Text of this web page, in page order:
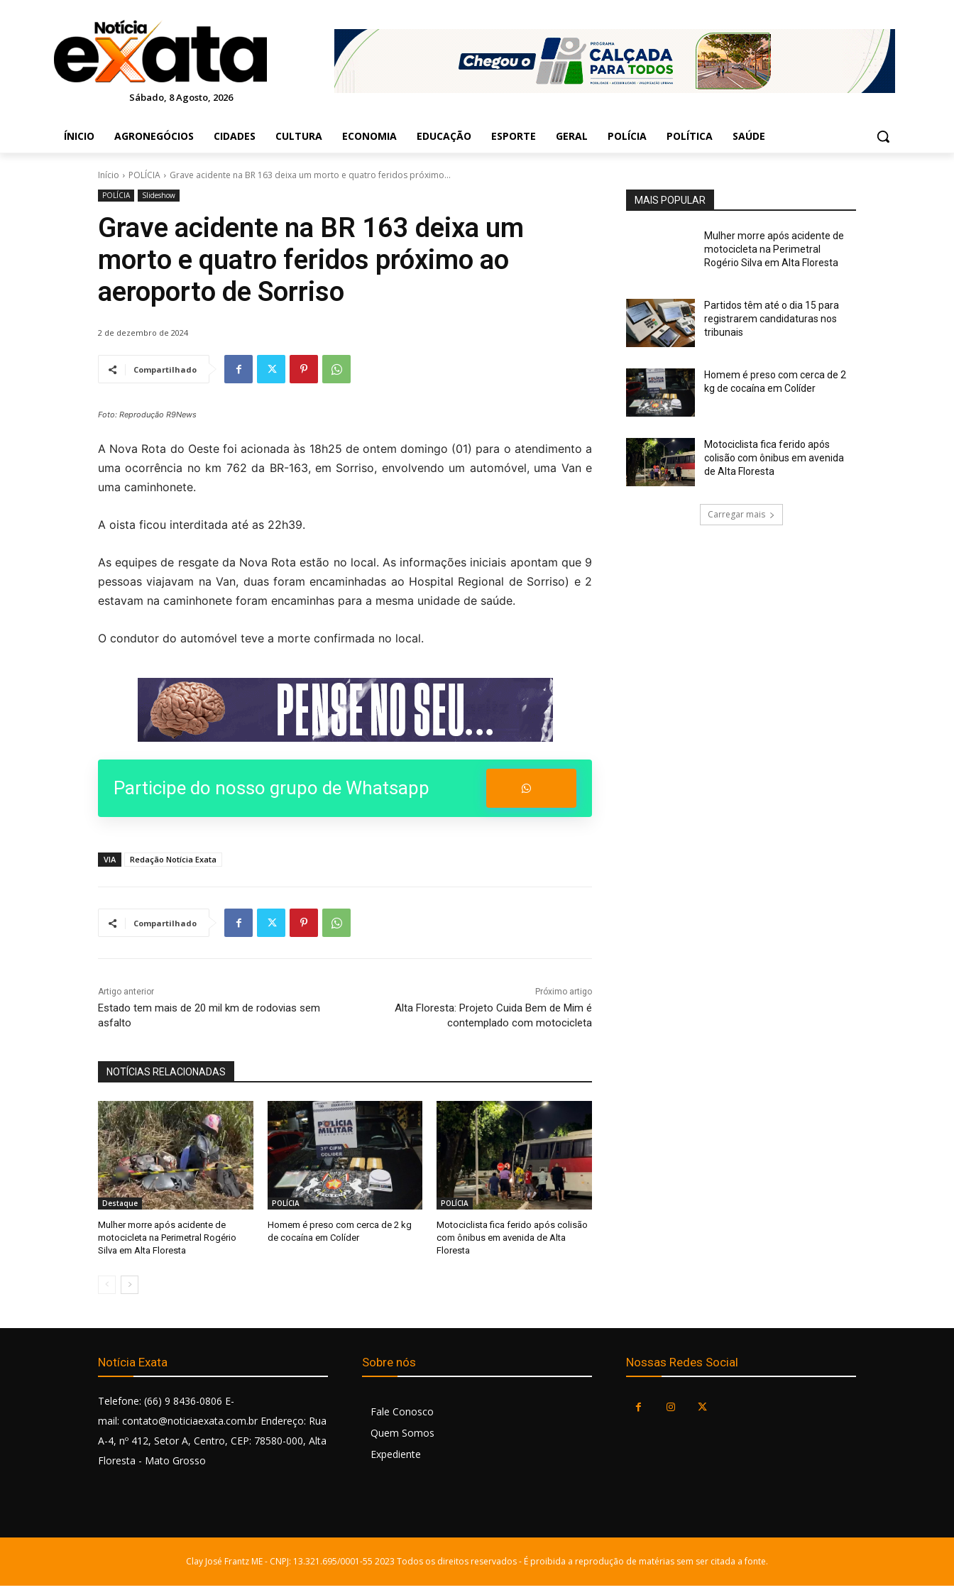
Sábado, 8 Agosto, 2026
ÍNICIO AGRONEGÓCIOS CIDADES CULTURA ECONOMIA EDUCAÇÃO ESPORTE GERAL POLÍCIA POLÍTICA SAÚDE
Início POLÍCIA Grave acidente na BR 163 deixa um morto e quatro feridos próximo...
POLÍCIA Slideshow
Grave acidente na BR 163 deixa um
morto e quatro feridos próximo ao
aeroporto de Sorriso
2 de dezembro de 2024
Compartilhado
Foto: Reprodução R9News
A Nova Rota do Oeste foi acionada às 18h25 de ontem domingo (01) para o atendimento a
uma ocorrência no km 762 da BR-163, em Sorriso, envolvendo um automóvel, uma Van e
uma caminhonete.
A oista ficou interditada até as 22h39.
As equipes de resgate da Nova Rota estão no local. As informações iniciais apontam que 9
pessoas viajavam na Van, duas foram encaminhadas ao Hospital Regional de Sorriso) e 2
estavam na caminhonete foram encaminhas para a mesma unidade de saúde.
O condutor do automóvel teve a morte confirmada no local.
Participe do nosso grupo de Whatsapp
VIA Redação Notícia Exata
Compartilhado
Artigo anterior
Estado tem mais de 20 mil km de rodovias sem
asfalto
Próximo artigo
Alta Floresta: Projeto Cuida Bem de Mim é
contemplado com motocicleta
NOTÍCIAS RELACIONADAS
Destaque
Mulher morre após acidente de
motocicleta na Perimetral Rogério
Silva em Alta Floresta
POLÍCIA
Homem é preso com cerca de 2 kg
de cocaína em Colíder
POLÍCIA
Motociclista fica ferido após colisão
com ônibus em avenida de Alta
Floresta
MAIS POPULAR
Mulher morre após acidente de
motocicleta na Perimetral
Rogério Silva em Alta Floresta
Partidos têm até o dia 15 para
registrarem candidaturas nos
tribunais
Homem é preso com cerca de 2
kg de cocaína em Colíder
Motociclista fica ferido após
colisão com ônibus em avenida
de Alta Floresta
Carregar mais
Notícia Exata
Telefone: (66) 9 8436-0806 E-
mail: contato@noticiaexata.com.br Endereço: Rua
A-4, nº 412, Setor A, Centro, CEP: 78580-000, Alta
Floresta - Mato Grosso
Sobre nós
Fale Conosco
Quem Somos
Expediente
Nossas Redes Social
Clay José Frantz ME - CNPJ: 13.321.695/0001-55 2023 Todos os direitos reservados - É proibida a reprodução de matérias sem ser citada a fonte.